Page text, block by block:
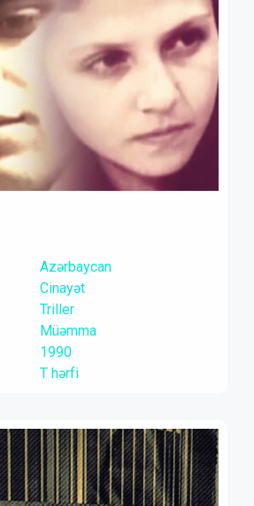
Azərbaycan
Cinayət
Triller
Müəmma
1990
T hərfi